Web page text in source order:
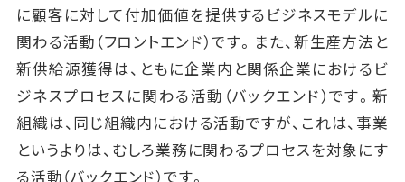
に顧客に対して付加価値を提供するビジネスモデルに
関わる活動（フロントエンド）です。また、新生産方法と
新供給源獲得は、ともに企業内と関係企業におけるビ
ジネスプロセスに関わる活動（バックエンド）です。新
組織は、同じ組織内における活動ですが、これは、事業
というよりは、むしろ業務に関わるプロセスを対象にす
る活動（バックエンド）です。